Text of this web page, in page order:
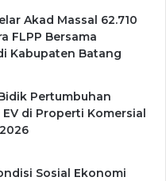
Akad Massal 62.710
FLPP Bersama
Kabupaten Batang
Pertumbuhan
di Properti Komersial
Sosial Ekonomi